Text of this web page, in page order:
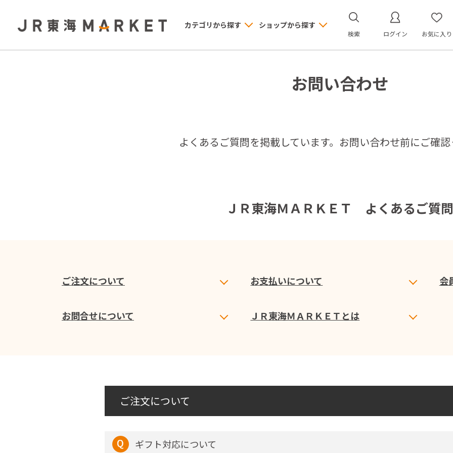
カテゴリから探す ショップから探す
検索 ログイン お気に入り
お問い合わせ
よくあるご質問を掲載しています。お問い合わせ前にご確認
ＪＲ東海ＭＡＲＫＥＴ よくあるご質問
ご注文について お支払いについて 会
お問合せについて ＪＲ東海ＭＡＲＫＥＴとは
ご注文について
ギフト対応について